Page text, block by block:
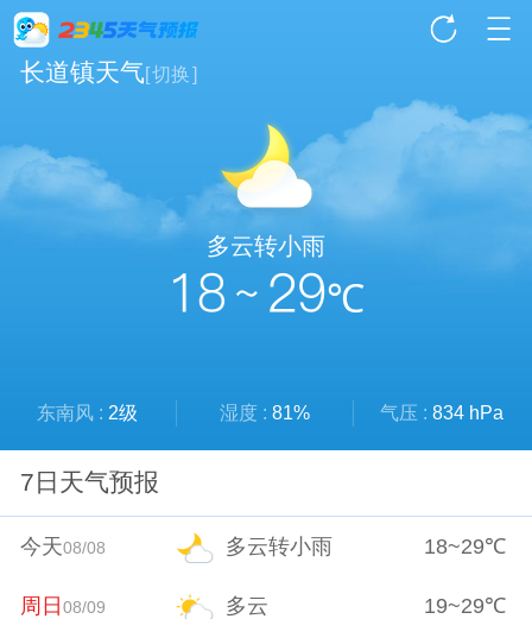
长道镇天气[切换]
多云转小雨
18 ~ 29℃
东南风 : 2级 湿度 : 81% 气压 : 834 hPa
7日天气预报
今天08/08 多云转小雨 18~29℃
周日08/09 多云 19~29℃